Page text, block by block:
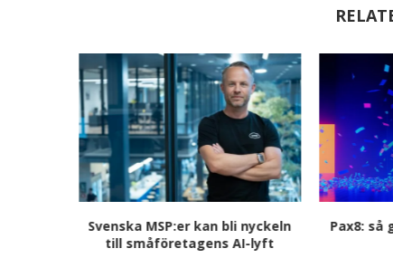
Svenska MSP:er kan bli nyckeln
till småföretagens AI-lyft
Pax8: så